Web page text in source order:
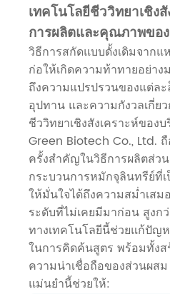
เทคโนโลยีชีววิทยาเชิง
การผลิตและคุณภาพของ
วิธีการสกัดแบบดั้งเดิมจากแ
ก่อให้เกิดความท้าทายอย่าง
ถึงความแปรปรวนของแต่ล
อุปทาน และความกังวลเกี่ย
ชีววิทยาเชิงสังเคราะห์ของ
Green Biotech Co., Ltd.
ครั้งสำคัญในวิธีการผลิตส่ว
กระบวนการหมักจุลินทรีย์ที่
ให้มั่นใจได้ถึงความสม่ำเส
ระดับที่ไม่เคยมีมาก่อน สูงก
ทางเทคโนโลยีนี้ช่วยแก้ปั
ในการคิดค้นสูตร พร้อมทั้ง
ความน่าเชื่อถือของส่วนผส
แม่นยำนี้ช่วยให้: